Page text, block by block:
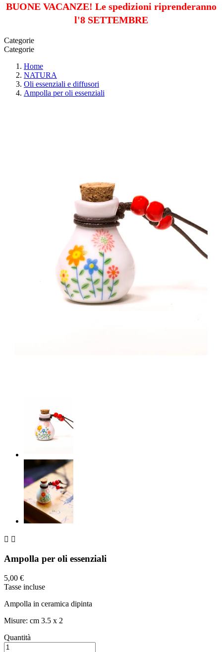
BUONE VACANZE! Le spedizioni riprenderanno
l'8 SETTEMBRE
Categorie
Categorie
Home
NATURA
Oli essenziali e diffusori
Ampolla per oli essenziali
 
Ampolla per oli essenziali
5,00 €
Tasse incluse
Ampolla in ceramica dipinta
Misure: cm 3.5 x 2
Quantità